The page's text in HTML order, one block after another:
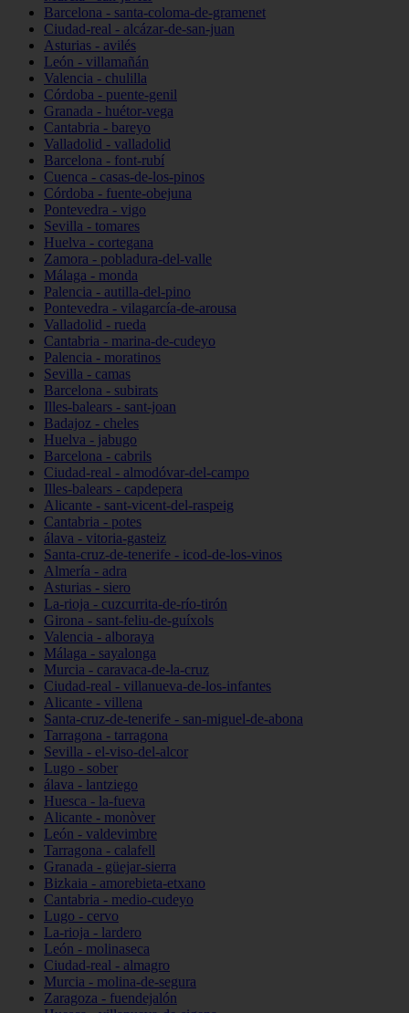
Barcelona - santa-coloma-de-gramenet
Ciudad-real - alcázar-de-san-juan
Asturias - avilés
León - villamañán
Valencia - chulilla
Córdoba - puente-genil
Granada - huétor-vega
Cantabria - bareyo
Valladolid - valladolid
Barcelona - font-rubí
Cuenca - casas-de-los-pinos
Córdoba - fuente-obejuna
Pontevedra - vigo
Sevilla - tomares
Huelva - cortegana
Zamora - pobladura-del-valle
Málaga - monda
Palencia - autilla-del-pino
Pontevedra - vilagarcía-de-arousa
Valladolid - rueda
Cantabria - marina-de-cudeyo
Palencia - moratinos
Sevilla - camas
Barcelona - subirats
Illes-balears - sant-joan
Badajoz - cheles
Huelva - jabugo
Barcelona - cabrils
Ciudad-real - almodóvar-del-campo
Illes-balears - capdepera
Alicante - sant-vicent-del-raspeig
Cantabria - potes
álava - vitoria-gasteiz
Santa-cruz-de-tenerife - icod-de-los-vinos
Almería - adra
Asturias - siero
La-rioja - cuzcurrita-de-río-tirón
Girona - sant-feliu-de-guíxols
Valencia - alboraya
Málaga - sayalonga
Murcia - caravaca-de-la-cruz
Ciudad-real - villanueva-de-los-infantes
Alicante - villena
Santa-cruz-de-tenerife - san-miguel-de-abona
Tarragona - tarragona
Sevilla - el-viso-del-alcor
Lugo - sober
álava - lantziego
Huesca - la-fueva
Alicante - monòver
León - valdevimbre
Tarragona - calafell
Granada - güejar-sierra
Bizkaia - amorebieta-etxano
Cantabria - medio-cudeyo
Lugo - cervo
La-rioja - lardero
León - molinaseca
Ciudad-real - almagro
Murcia - molina-de-segura
Zaragoza - fuendejalón